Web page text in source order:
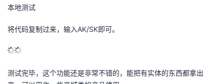
本地测试
将代码复制过来，输入AK/SK即可。
测试完毕，这个功能还是非常不错的，能把有实体的东西都拿出